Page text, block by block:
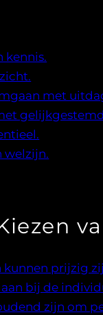
kennis.
met
welzijn.
prijzig
bij de
zijn om